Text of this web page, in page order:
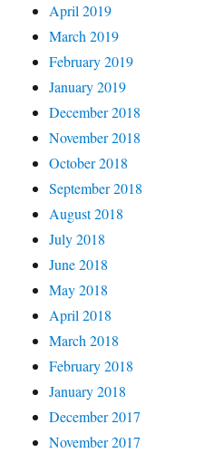
April 2019
March 2019
February 2019
January 2019
December 2018
November 2018
October 2018
September 2018
August 2018
July 2018
June 2018
May 2018
April 2018
March 2018
February 2018
January 2018
December 2017
November 2017